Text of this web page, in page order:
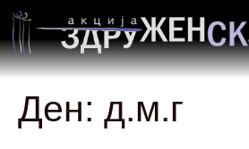
Ден: д.м.г